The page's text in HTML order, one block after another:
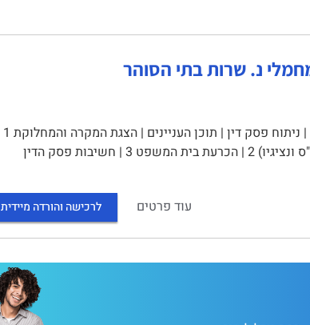
תמצית טיעוני העותר 2 | תמצית טיעוני המשיבים (שב"ס ונציגיו) 2 | הכרעת בית המשפט 3 | חשיבות פסק הדין
עוד פרטים לרכישה והורדה מיידית